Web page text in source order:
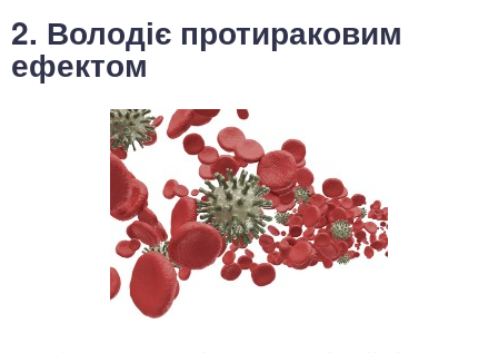
2. Володіє протираковим
ефектом